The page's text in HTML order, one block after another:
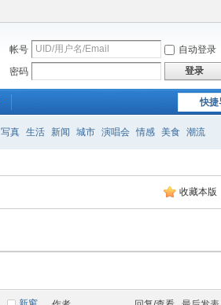
帐号 自动登录
密码
登录
快捷
写真 生活 新闻 城市 演唱会 情感 美食 潮流
收藏本版